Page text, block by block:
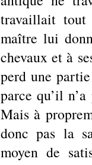
travaillait tout
maître lui
chevaux et à
perd une
parce qu’il
Mais à
donc pas la
moyen de